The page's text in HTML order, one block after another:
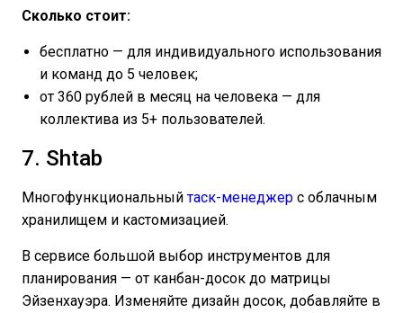
Сколько стоит:
бесплатно — для индивидуального использования
и команд до 5 человек;
от 360 рублей в месяц на человека — для
коллектива из 5+ пользователей.
7. Shtab
Многофункциональныйтаск-менеджер с облачным
хранилищем и кастомизацией.
В сервисе большой выбор инструментов для
планирования — от канбан-досок до матрицы
Эйзенхауэра. Изменяйте дизайн досок, добавляйте в